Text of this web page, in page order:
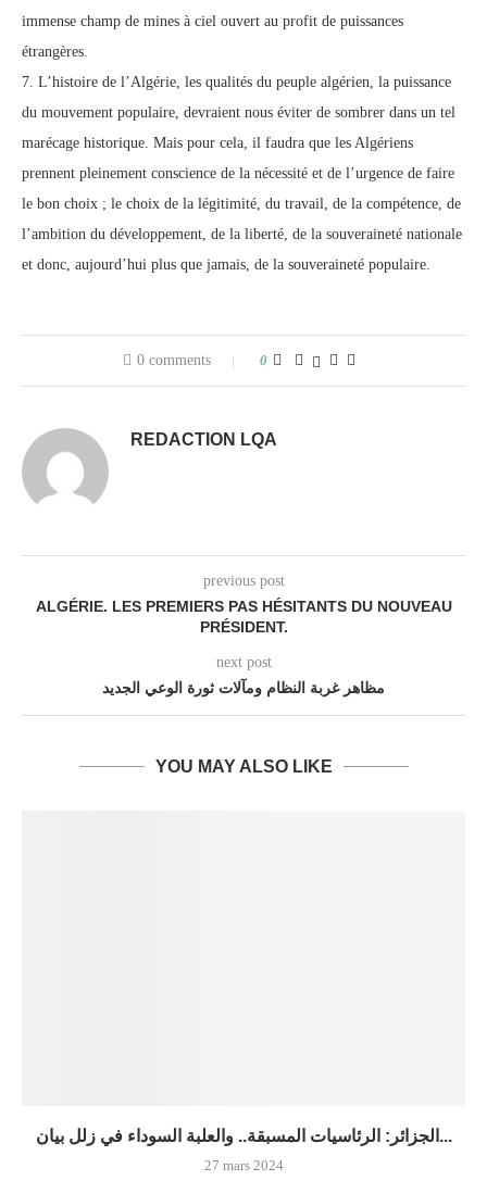
immense champ de mines à ciel ouvert au profit de puissances
étrangères.
7. L’histoire de l’Algérie, les qualités du peuple algérien, la puissance
du mouvement populaire, devraient nous éviter de sombrer dans un tel
marécage historique. Mais pour cela, il faudra que les Algériens
prennent pleinement conscience de la nécessité et de l’urgence de faire
le bon choix ; le choix de la légitimité, du travail, de la compétence, de
l’ambition du développement, de la liberté, de la souveraineté nationale
et donc, aujourd’hui plus que jamais, de la souveraineté populaire.
0 comments 0
REDACTION LQA
previous post
ALGÉRIE. LES PREMIERS PAS HÉSITANTS DU NOUVEAU
PRÉSIDENT.
next post
مظاهر غربة النظام ومآلات ثورة الوعي الجديد
YOU MAY ALSO LIKE
الجزائر: الرئاسيات المسبقة.. والعلبة السوداء في زلل بيان...
27 mars 2024